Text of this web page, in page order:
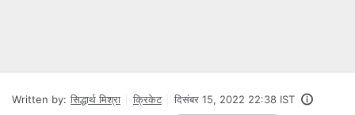
Written by: सिद्धार्थ मिश्रा क्रिकेट दिसंबर 15, 2022 22:38 IST